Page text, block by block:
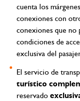
cuenta los
conexiones con
conexiones que no
condiciones de
exclusiva del
El servicio de
turístico
reservado